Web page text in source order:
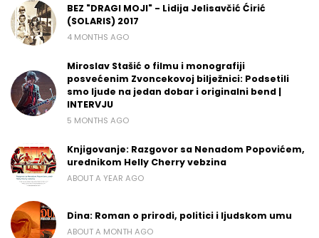
BEZ "DRAGI MOJI" - Lidija Jelisavčić Ćirić
(SOLARIS) 2017
4 MONTHS AGO
Miroslav Stašić o filmu i monografiji
posvećenim Zvoncekovoj bilježnici: Podsetili
smo ljude na jedan dobar i originalni bend |
INTERVJU
5 MONTHS AGO
Knjigovanje: Razgovor sa Nenadom Popovićem,
urednikom Helly Cherry vebzina
ABOUT A YEAR AGO
Dina: Roman o prirodi, politici i ljudskom umu
ABOUT A MONTH AGO